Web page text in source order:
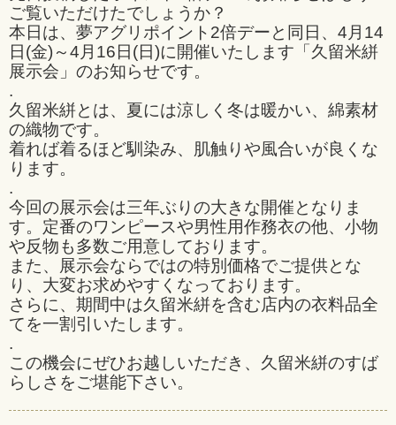
ご覧いただけたでしょうか？
本日は、夢アグリポイント2倍デーと同日、4月14
日(金)～4月16日(日)に開催いたします「久留米絣
展示会」のお知らせです。
.
久留米絣とは、夏には涼しく冬は暖かい、綿素材
の織物です。
着れば着るほど馴染み、肌触りや風合いが良くな
ります。
.
今回の展示会は三年ぶりの大きな開催となりま
す。定番のワンピースや男性用作務衣の他、小物
や反物も多数ご用意しております。
また、展示会ならではの特別価格でご提供とな
り、大変お求めやすくなっております。
さらに、期間中は久留米絣を含む店内の衣料品全
てを一割引いたします。
.
この機会にぜひお越しいただき、久留米絣のすば
らしさをご堪能下さい。